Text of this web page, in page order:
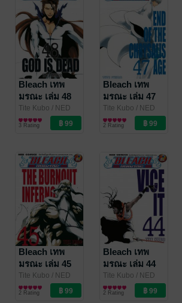
Bleach เทพ
มรณะ เล่ม 48
Tite Kubo / NED
Comics
การ์ตูนทั่วไป
3 Rating
Bleach เทพ
มรณะ เล่ม 47
Tite Kubo / NED
Comics
การ์ตูนทั่วไป
2 Rating
Bleach เทพ
มรณะ เล่ม 45
Tite Kubo / NED
Comics
การ์ตูนทั่วไป
2 Rating
Bleach เทพ
มรณะ เล่ม 44
Tite Kubo / NED
Comics
การ์ตูนทั่วไป
2 Rating